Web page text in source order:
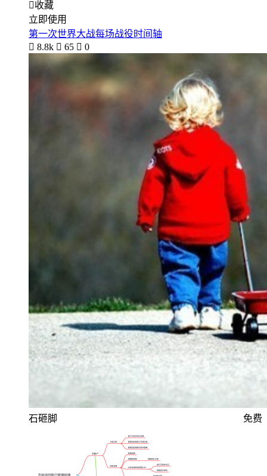
收藏
立即使用
第一次世界大战每场战役时间轴
 8.8k  65  0
石砸脚 免费